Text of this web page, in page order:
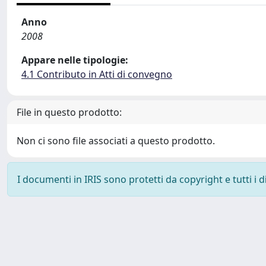
Anno
2008
Appare nelle tipologie:
4.1 Contributo in Atti di convegno
File in questo prodotto:
Non ci sono file associati a questo prodotto.
I documenti in IRIS sono protetti da copyright e tutti i